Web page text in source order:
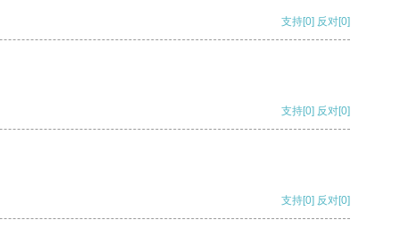
支持[0] 反对[0]
支持[0] 反对[0]
支持[0] 反对[0]